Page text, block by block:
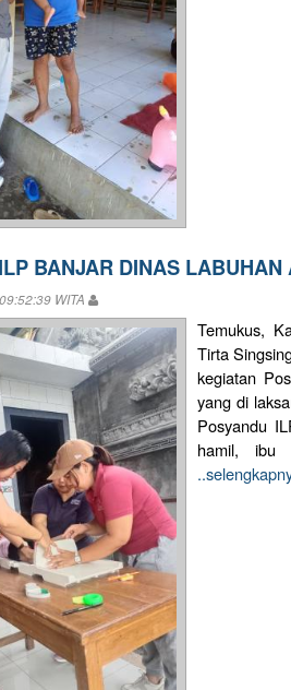
BANJAR DINAS LABUHAN
WITA
Temukus,
Tirta
kegiatan
yang di
Posyandu
hamil, ibu